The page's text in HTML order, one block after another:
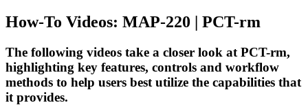
How-To Videos: MAP-220 | PCT-rm
The following videos take a closer look at PCT-rm,
highlighting key features, controls and workflow
methods to help users best utilize the capabilities that
it provides.